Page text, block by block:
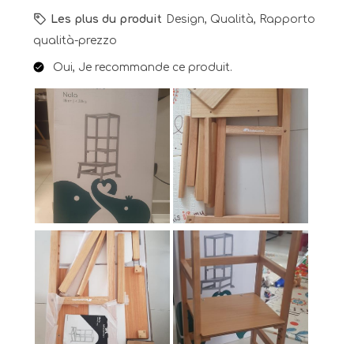
Les plus du produit Design, Qualità, Rapporto
qualità-prezzo
Oui, Je recommande ce produit.